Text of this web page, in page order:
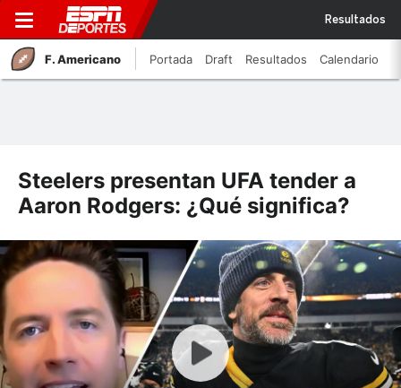
Resultados
F. Americano Portada Draft Resultados Calendario
Steelers presentan UFA tender a
Aaron Rodgers: ¿Qué significa?